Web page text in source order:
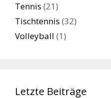
Tennis (21)
Tischtennis (32)
Volleyball (1)
Letzte Beiträge